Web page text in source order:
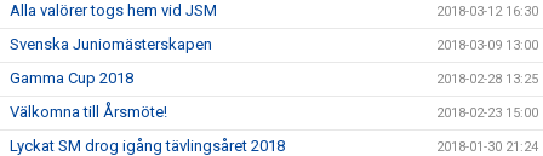
Alla valörer togs hem vid JSM 2018-03-12 16:30
Svenska Juniomästerskapen 2018-03-09 13:00
Gamma Cup 2018 2018-02-28 13:25
Välkomna till Årsmöte! 2018-02-23 15:00
Lyckat SM drog igång tävlingsåret 2018 2018-01-30 21:24